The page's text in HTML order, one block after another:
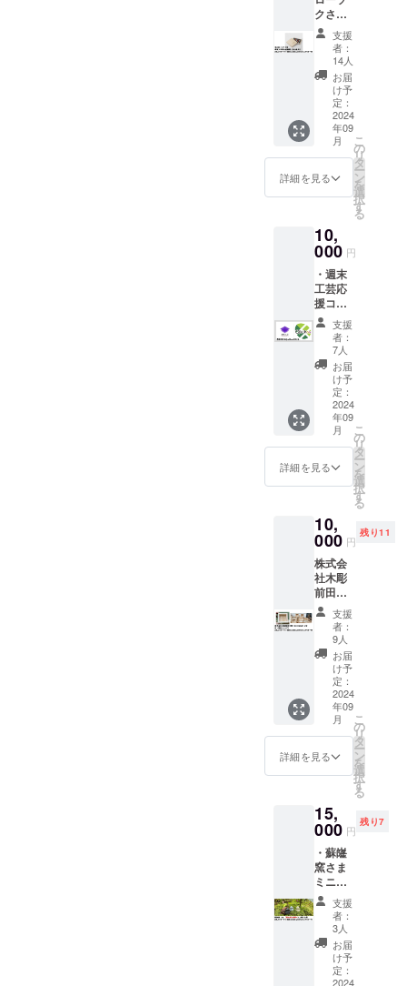
35㎝
統技法
「傘巻
絞り」
を用い
たエコ
バッグ
です。
前後に
ダーツ
を入れ
てゆっ
たデザ
イン
優れて
いま
す。コ
ンパク
トに畳
め、肩
にかけ
やすい
長さの
持ち手
が特徴
です。
絞り部
分は荷
物を入
伸び、
取り出
ます。
A4サイ
ズの書
類も収
納可能
で、日
常使い
に最適
です。
評判が
よかっ
たので
追加し
まし
た。し
が限定
の価格
ので提
示価格
変更に
なって
ます。
ご注意
くださ
い。 サ
イズ:
W(40+1
0)cm×H
32.5cm
素材: 布
（ス
テッ
カーサ
イズ：
約
50mm×
50mm
「KIZO
MÉ a.un
バッグ
〈mono
chrome
ト」
は、京
鹿の子
絞の伝
統技法
「傘巻
絞り」
を用い
たエコ
バッグ
です。
前後に
ダーツ
を入れ
てゆっ
たデザ
イン
優れて
いま
す。コ
ンパク
トに畳
め、肩
にかけ
やすい
長さの
持ち手
が特徴
です。
絞り部
分は荷
物を入
伸び、
取り出
ます。
A4サイ
ズの書
類も収
納可能
で、日
常使い
に最適
です。
評判が
よかっ
たので
イミー
などで
の経験
を活か
し、レ
ストラ
ンやホ
テルの
バッシ
ングや
洗い場
でお手
ます。
ただ
し、調
理補助
は得意
ではな
く、英
語での
対応も
できま
せん。
また、
当日な
どの急
な依頼
には対
応でき
前にス
ケ
ジュー
ル調整
が必要
です。1
日3時間
までの
限定
で、片
道1時間
以内の
場所で
交通費
込みで
しま
す。チ
は2025
年3月ま
でとな
り、ユ
ニ
フォー
ムは3L
サイズ
を希望
してい
ます
が、黒
クさ
ま 桐
箱入手
書き絵
蝋燭 2
匁5本入
り ・お
礼の動
画URL
を書い
たURL
又はQR
コード
を添付
ます。
・株式
会社
Qretho
nのス
テッ
カー
（ス
テッ
カーサ
イズ：
50mm×
50mm
） ・週
末工芸
ステッ
カーサ
イズ：
約
50mm×
50mm
） 桐箱
に入っ
たご進
物に最
適な絵
ろうそ
くで
す。 ６
種類の
中から
お気に
入りの
２匁５
本セッ
トで
す。 ●
すべて
手作業
で作っ
ていま
す。色
や絵柄
が写真
と異な
支援
者：
14人
お届
け予
定：
2024
年09
月
詳細を見る
こ
の
リ
タ
ー
ン
を
選
択
す
る
10,
000 円
・週末
工芸応
援コー
ス １
０、０
００円
・お礼
の動画
URLを
書いた
URL又
はQR
コード
を添付
いたし
ます。
会社
Qretho
nのス
テッ
カー
（ス
テッ
カーサ
イズ：
約
50mm×
50mm
） ・週
末工芸
ステッ
カー
（ス
約
50mm×
50mm
） 有名
デザイ
ナーに
デザイ
ンして
もらっ
た
Qretho
nの会社
支援
者：
7人
お届
け予
定：
2024
年09
月
詳細を見る
こ
の
リ
タ
ー
ン
を
選
択
す
る
10,
000 円
残り11
株式会
社木彫
前田工
房さま
（RIJIN
DA）枡
（家紋
シリー
ズ） ・
お礼の
動画
URLを
書いた
URL又
はQR
コード
いたし
ます。
・株式
会社
Qretho
nのス
テッ
カー
（ス
テッ
カーサ
イズ：
支援
者：
9人
お届
け予
定：
2024
年09
月
詳細を見る
こ
の
リ
タ
ー
ン
を
選
択
す
る
15,
000 円
残り7
・蘇嶐
窯さま
ミニ縄
文土偶
・お礼
の動画
URLを
書いた
URL又
支援
者：
3人
お届
け予
定：
2024